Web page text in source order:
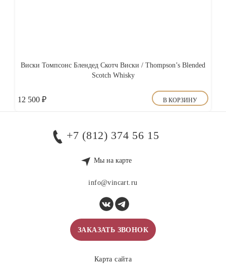
Виски Томпсонс Блендед Скотч Виски / Thompson’s Blended
Scotch Whisky
12 500 ₽ В КОРЗИНУ
+7 (812) 374 56 15
Мы на карте
info@vincart.ru
ЗАКАЗАТЬ ЗВОНОК
Карта сайта